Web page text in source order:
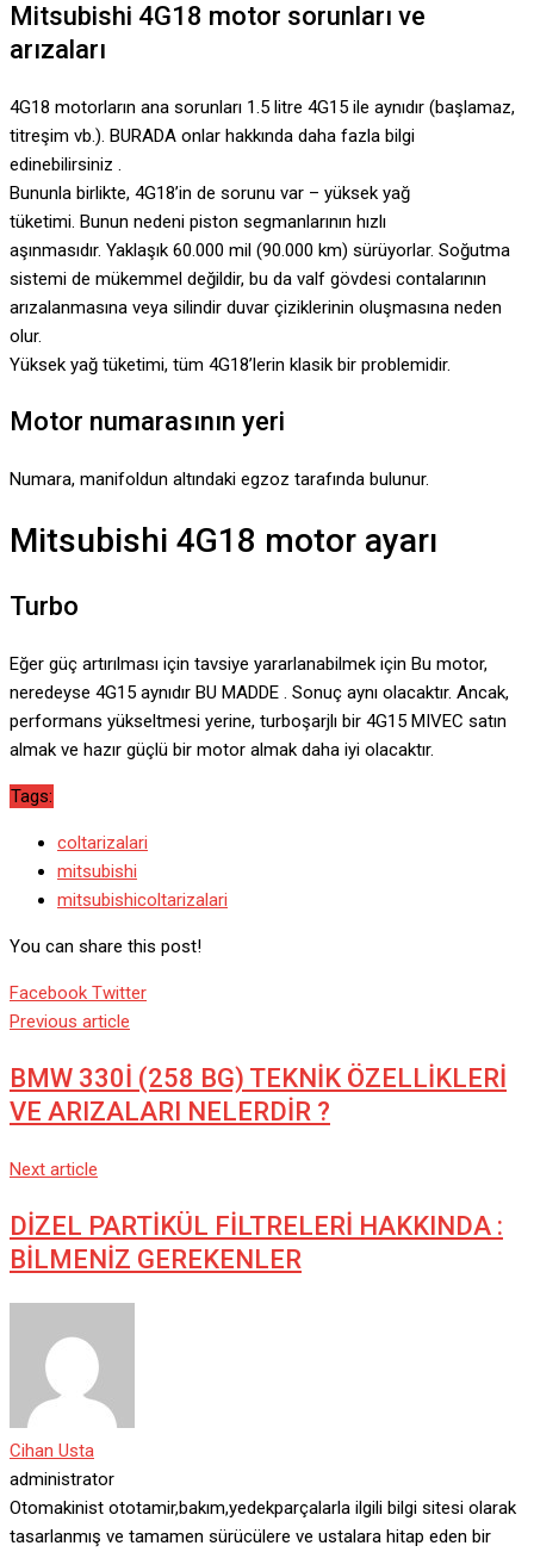
Mitsubishi 4G18 motor sorunları ve
arızaları
4G18 motorların ana sorunları 1.5 litre 4G15 ile aynıdır (başlamaz,
titreşim vb.). BURADA onlar hakkında daha fazla bilgi
edinebilirsiniz .
Bununla birlikte, 4G18’in de sorunu var – yüksek yağ
tüketimi. Bunun nedeni piston segmanlarının hızlı
aşınmasıdır. Yaklaşık 60.000 mil (90.000 km) sürüyorlar. Soğutma
sistemi de mükemmel değildir, bu da valf gövdesi contalarının
arızalanmasına veya silindir duvar çiziklerinin oluşmasına neden
olur.
Yüksek yağ tüketimi, tüm 4G18’lerin klasik bir problemidir.
Motor numarasının yeri
Numara, manifoldun altındaki egzoz tarafında bulunur.
Mitsubishi 4G18 motor ayarı
Turbo
Eğer güç artırılması için tavsiye yararlanabilmek için Bu motor,
neredeyse 4G15 aynıdır BU MADDE . Sonuç aynı olacaktır. Ancak,
performans yükseltmesi yerine, turboşarjlı bir 4G15 MIVEC satın
almak ve hazır güçlü bir motor almak daha iyi olacaktır.
Tags:
coltarizalari
mitsubishi
mitsubishicoltarizalari
You can share this post!
Facebook TwitterGoogle+
LinkedIn
Whatsapp
StumbleUpon
Tumblr
Pinterest
Reddit
Share
Print
Previous article
BMW 330İ (258 BG) TEKNİK ÖZELLİKLERİ
VE ARIZALARI NELERDİR ?
Next article
DİZEL PARTİKÜL FİLTRELERİ HAKKINDA :
BİLMENİZ GEREKENLER
Cihan Usta
administrator
Otomakinist ototamir,bakım,yedekparçalarla ilgili bilgi sitesi olarak
tasarlanmış ve tamamen sürücülere ve ustalara hitap eden bir